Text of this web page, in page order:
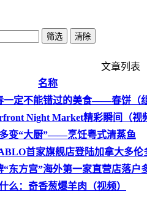
筛选 清除
文章列表
名称
一定不能错过的美食——春饼（
Night Market精彩瞬间（视
变“大厨”——烹饪粤式清蒸鱼
首家旗舰店登陆加拿大多伦
东方宫”海外第一家直营店落户
么：奇香葱爆羊肉（视频）